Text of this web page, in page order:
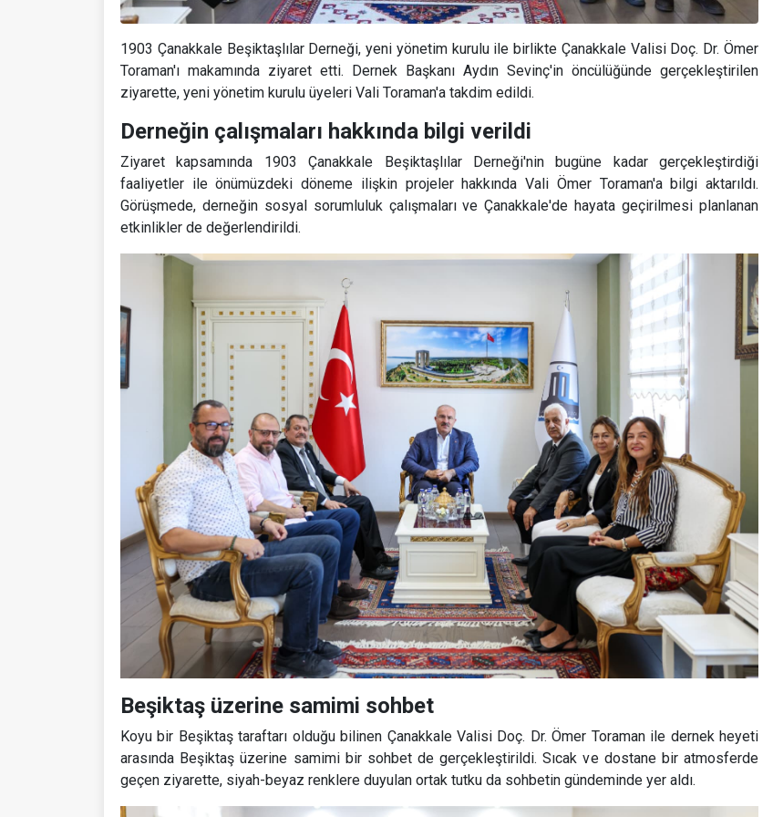
1903 Çanakkale Beşiktaşlılar Derneği, yeni yönetim kurulu ile birlikte Çanakkale Valisi Doç. Dr. Ömer
Toraman'ı makamında ziyaret etti. Dernek Başkanı Aydın Sevinç'in öncülüğünde gerçekleştirilen
ziyarette, yeni yönetim kurulu üyeleri Vali Toraman'a takdim edildi.
Derneğin çalışmaları hakkında bilgi verildi
Ziyaret kapsamında 1903 Çanakkale Beşiktaşlılar Derneği'nin bugüne kadar gerçekleştirdiği
faaliyetler ile önümüzdeki döneme ilişkin projeler hakkında Vali Ömer Toraman'a bilgi aktarıldı.
Görüşmede, derneğin sosyal sorumluluk çalışmaları ve Çanakkale'de hayata geçirilmesi planlanan
etkinlikler de değerlendirildi.
Beşiktaş üzerine samimi sohbet
Koyu bir Beşiktaş taraftarı olduğu bilinen Çanakkale Valisi Doç. Dr. Ömer Toraman ile dernek heyeti
arasında Beşiktaş üzerine samimi bir sohbet de gerçekleştirildi. Sıcak ve dostane bir atmosferde
geçen ziyarette, siyah-beyaz renklere duyulan ortak tutku da sohbetin gündeminde yer aldı.